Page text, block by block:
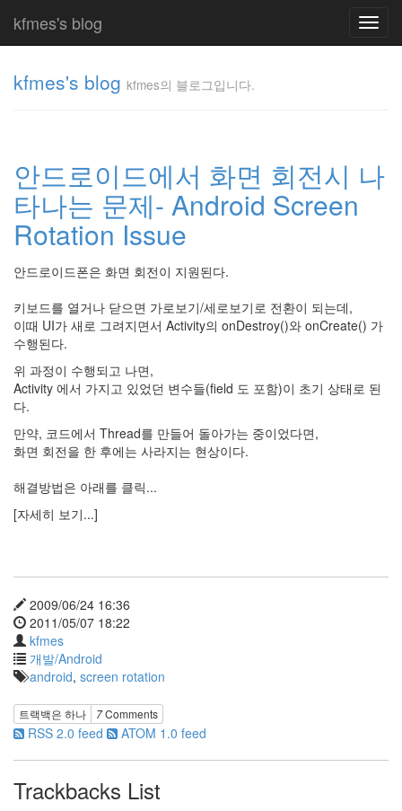
kfmes's blog
kfmes's blog kfmes의 블로그입니다.
안드로이드에서 화면 회전시 나
타나는 문제- Android Screen
Rotation Issue
안드로이드폰은 화면 회전이 지원된다.
키보드를 열거나 닫으면 가로보기/세로보기로 전환이 되는데,
이때 UI가 새로 그려지면서 Activity의 onDestroy()와 onCreate() 가
수행된다.
위 과정이 수행되고 나면,
Activity 에서 가지고 있었던 변수들(field 도 포함)이 초기 상태로 된
다.
만약, 코드에서 Thread를 만들어 돌아가는 중이었다면,
화면 회전을 한 후에는 사라지는 현상이다.
해결방법은 아래를 클릭...
[자세히 보기...]
2009/06/24 16:36
2011/05/07 18:22
kfmes
개발/Android
android, screen rotation
트랙백은 하나 7Comments
RSS 2.0 feed ATOM 1.0 feed
Trackbacks List
입니
다.
kfmes
Tag
Cloud
kfmes
JateON
테
슬
Java
자
테
온
델
전
기
차
ubuntu
PSP
ACECOMBAT